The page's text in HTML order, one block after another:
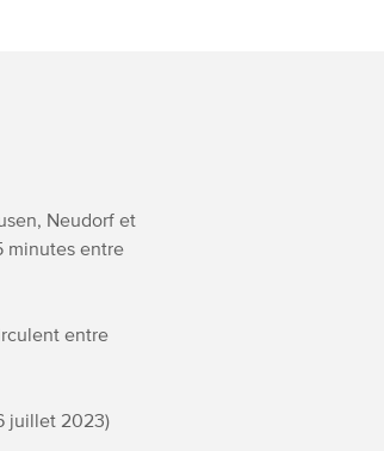
Neudorf et
minutes entre
entre
juillet 2023)